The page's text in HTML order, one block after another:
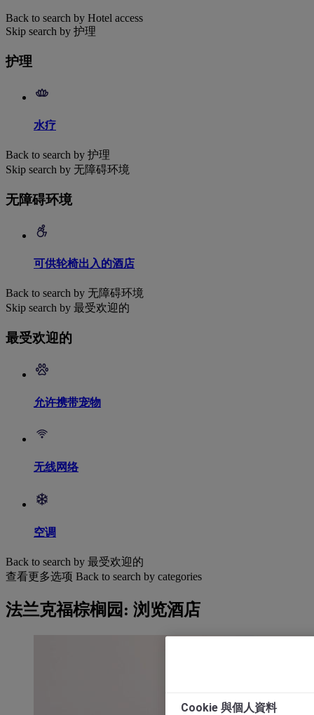
Back to search by Hotel access
Skip search by 护理
护理
水疗
Back to search by 护理
Skip search by 无障碍环境
无障碍环境
可供轮椅出入的酒店
Back to search by 无障碍环境
Skip search by 最受欢迎的
最受欢迎的
允许携带宠物
无线网络
空调
Back to search by 最受欢迎的
查看更多选项 Back to search by categories
法兰克福棕榈园: 浏览酒店
Cookie 與個人資料